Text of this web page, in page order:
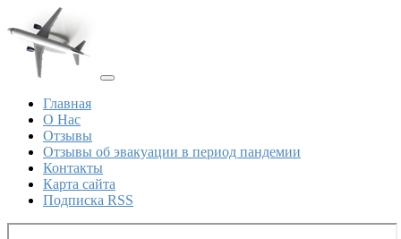
Главная
О Нас
Отзывы
Отзывы об эвакуации в период пандемии
Контакты
Карта сайта
Подписка RSS